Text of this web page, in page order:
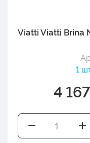
Viatti Viatti Brina
1
4